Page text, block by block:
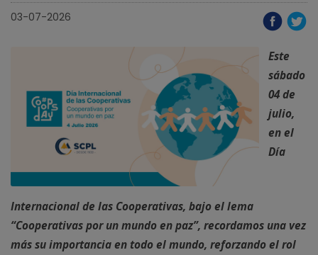
03-07-2026
Este
sábado
04 de
julio,
en el
Día
Internacional de las Cooperativas, bajo el lema
“Cooperativas por un mundo en paz”, recordamos una vez
más su importancia en todo el mundo, reforzando el rol